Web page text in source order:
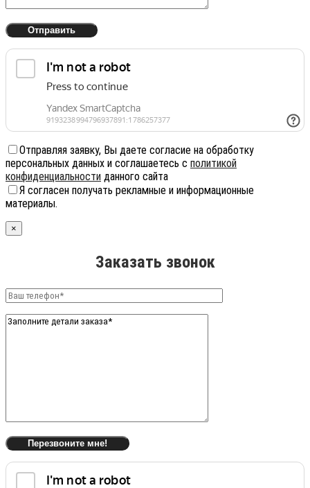
Отправляя заявку, Вы даете согласие на обработку
персональных данных и соглашаетесь с политикой
конфиденциальности данного сайта
Я согласен получать рекламные и информационные
материалы.
×
Заказать звонок